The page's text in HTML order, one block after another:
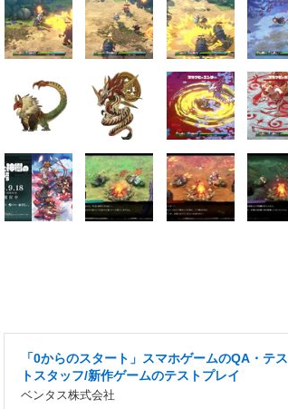
「0からのスタート」スマホゲームのQA・テス
トスタッフ/新作ゲームのテストプレイ
ベンタス株式会社